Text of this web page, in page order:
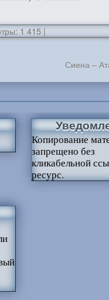
1 415|
Сиена –
Копирование
запрещено без
кликабельной
ресурс.